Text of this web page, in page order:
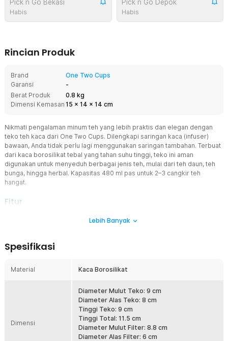
Pick n Go Bekasi
Habis
Pick n Go Depok
Habis
Rincian Produk
Brand
One Two Cups
Garansi
-
Berat Produk
0.8 kg
Dimensi Kemasan 15 x 14 x 14 cm
Nikmati pengalaman minum teh yang lebih praktis dan elegan dengan
teko teh kaca dari One Two Cups. Dilengkapi saringan kaca (infuser)
bawaan, Anda tidak perlu lagi menggunakan saringan tambahan. Terbuat
dari kaca borosilikat tebal yang tahan suhu tinggi, teko ini aman
digunakan untuk menyeduh berbagai jenis teh, mulai dari teh daun, teh
bunga, hingga herbal. Kapasitas 480 ml pas untuk 2–3 cangkir teh
hangat.
Fitur
Saringan Kaca Anti Ampas
ampas tanpa menghambat ekstraksi rasa. Praktis karena tidak
Kaca Borosilikat Tahan Panas
ekstrem dari -20 °C hingga 150 °C. Tidak mudah retak akibat
perubahan suhu mendadak. Aman digunakan untuk menyeduh air
panas maupun minuman dingin.
Bisa Dipanaskan di Atas Kompor
Teko dapat dipanaskan langsung di atas kompor dengan api kecil
Lebih Banyak
Spesifikasi
Material Kaca Borosilikat
Dimensi
Diameter Mulut Teko: 9 cm
Diameter Alas Teko: 8 cm
Tinggi Teko: 9 cm
Tinggi Total: 11.5 cm
Diameter Mulut Filter: 8.8 cm
Diameter Alas Filter: 6 cm